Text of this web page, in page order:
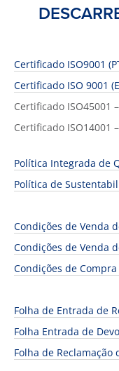
Certificado ISO9001
Certificado ISO 9001
Certificado ISO45001
Certificado ISO14001
Política Integrada de
Política de
Condições de Venda
Condições de Venda
Condições de Compra
Folha de Entrada de
Folha Entrada de
Folha de Reclamação